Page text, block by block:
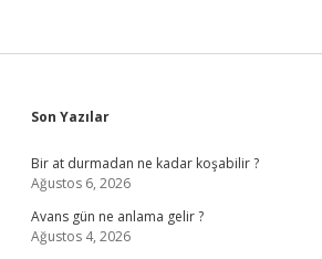
Sidebar
Son Yazılar
Bir at durmadan ne kadar koşabilir ?
Ağustos 6, 2026
Avans gün ne anlama gelir ?
Ağustos 4, 2026